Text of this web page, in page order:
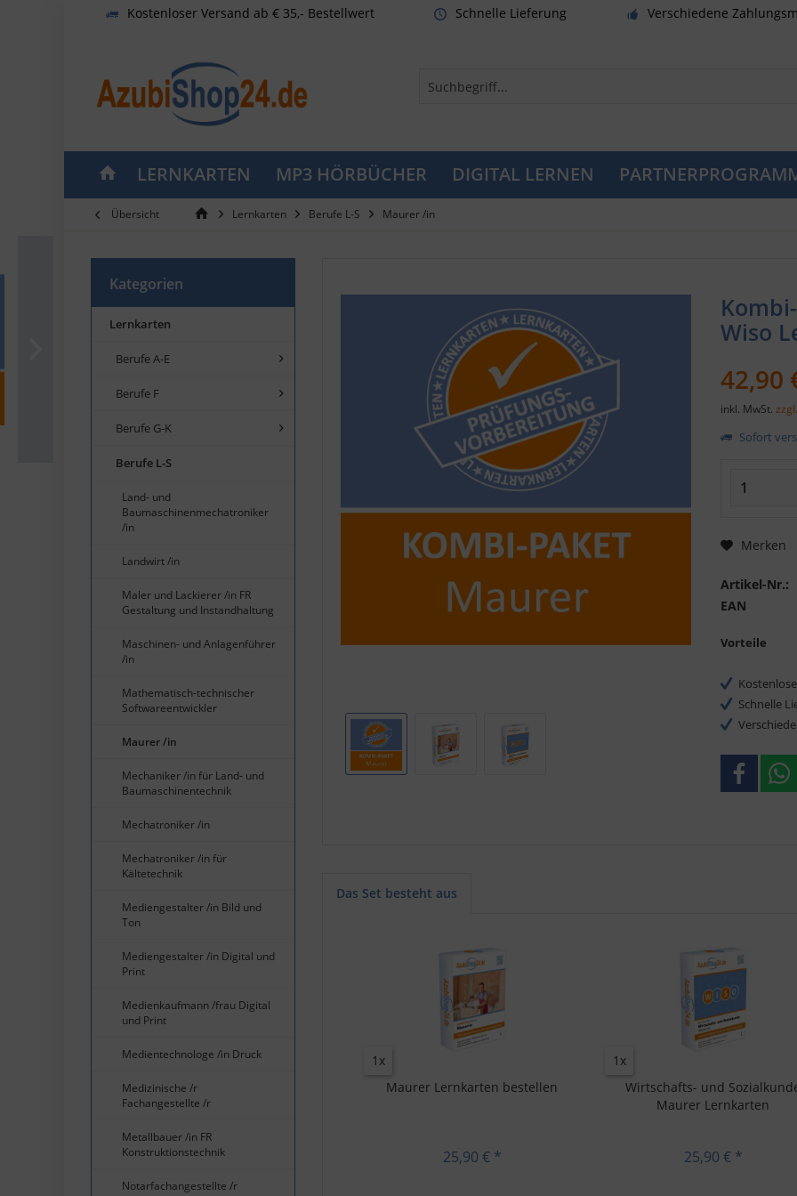
Kostenloser Versand ab € 35,- Bestellwert Schnelle Lieferung Verschiedene
LERNKARTEN MP3 HÖRBÜCHER DIGITAL LERNEN
Übersicht Lernkarten Berufe L-S Maurer /in
Kategorien
Lernkarten
Berufe A-E
Berufe F
Berufe G-K
Berufe L-S
Land- und
Baumaschinenmechatroniker
/in
Landwirt /in
Maler und Lackierer /in FR
Gestaltung und Instandhaltung
Maschinen- und Anlagenführer
/in
Mathematisch-technischer
Softwareentwickler
Maurer /in
Mechaniker /in für Land- und
Baumaschinentechnik
Mechatroniker /in
Mechatroniker /in für
Kältetechnik
Mediengestalter /in Bild und
Ton
Mediengestalter /in Digital und
Print
Medienkaufmann /frau Digital
und Print
Medientechnologe /in Druck
Medizinische /r
Fachangestellte /r
Metallbauer /in FR
Konstruktionstechnik
Notarfachangestellte /r
Wiso
42,90
inkl. MwSt.
Sofort
Merken
Artikel-Nr.:
EAN
Vorteile
Schnelle
Das Set besteht aus
1x
Maurer Lernkarten bestellen
25,90 € *
1x
Wirtschafts- und
Maurer Lernkarten
25,90 € *